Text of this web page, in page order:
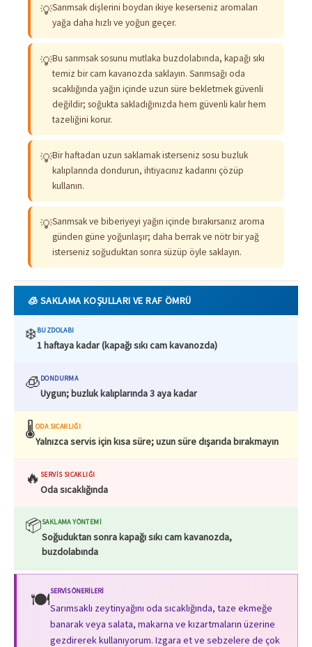
💡Sarımsak dişlerini boydan ikiye keserseniz aromaları
yağa daha hızlı ve yoğun geçer.
💡Bu sarımsak sosunu mutlaka buzdolabında, kapağı sıkı
temiz bir cam kavanozda saklayın. Sarımsağı oda
sıcaklığında yağın içinde uzun süre bekletmek güvenli
değildir; soğukta sakladığınızda hem güvenli kalır hem
tazeliğini korur.
💡Bir haftadan uzun saklamak isterseniz sosu buzluk
kalıplarında dondurun, ihtiyacınız kadarını çözüp
kullanın.
💡Sarımsak ve biberiyeyi yağın içinde bırakırsanız aroma
günden güne yoğunlaşır; daha berrak ve nötr bir yağ
isterseniz soğuduktan sonra süzüp öyle saklayın.
🧊 SAKLAMA KOŞULLARI VE RAF ÖMRÜ
❄️BUZDOLABI
1 haftaya kadar (kapağı sıkı cam kavanozda)
🧊DONDURMA
Uygun; buzluk kalıplarında 3 aya kadar
🌡️ODA SICAKLIĞI
Yalnızca servis için kısa süre; uzun süre dışarıda bırakmayın
🔥 SERVIS SICAKLIĞI
Oda sıcaklığında
📦SAKLAMA YÖNTEMI
Soğuduktan sonra kapağı sıkı cam kavanozda,
buzdolabında
🍽️SERVIS ÖNERILERI
Sarımsaklı zeytinyağını oda sıcaklığında, taze ekmeğe
banarak veya salata, makarna ve kızartmaların üzerine
gezdirerek kullanıyorum. Izgara et ve sebzelere de çok